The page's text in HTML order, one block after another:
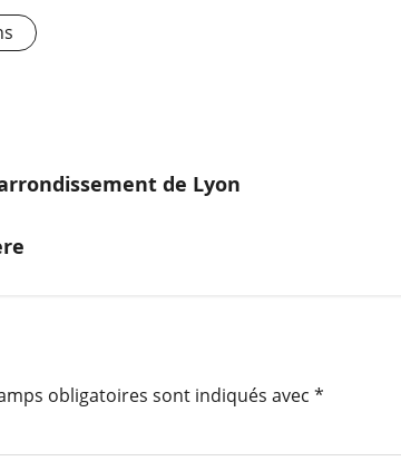
de Lyon
obligatoires sont indiqués avec *